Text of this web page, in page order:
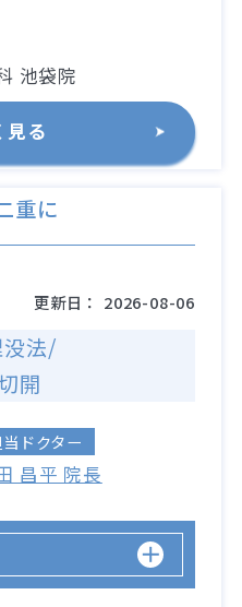
池袋院
見る
重に
更新日： 2026-08-06
法/
開
ドクター
昌平 院長